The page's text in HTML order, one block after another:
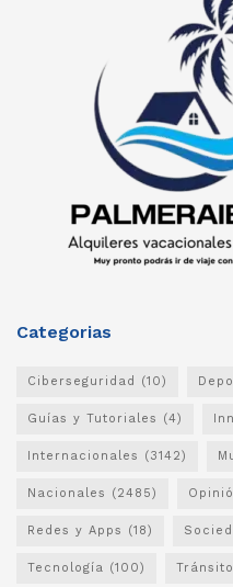
Categorias
Ciberseguridad (10)
Guías y Tutoriales (4)
Internacionales (3142)
Nacionales (2485)
Redes y Apps (18)
Tecnología (100)